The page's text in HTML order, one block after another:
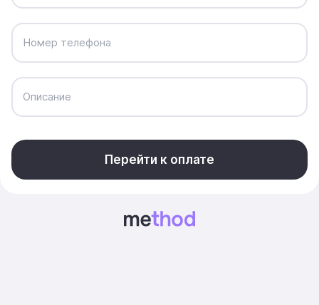
Номер телефона
Описание
Перейти к оплате